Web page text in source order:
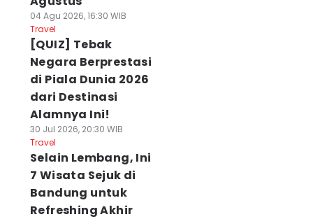
04 Agu 2026, 16:30 WIB
Travel
[QUIZ] Tebak
Negara Berprestasi
di Piala Dunia 2026
dari Destinasi
Alamnya Ini!
30 Jul 2026, 20:30 WIB
Travel
Selain Lembang, Ini
7 Wisata Sejuk di
Bandung untuk
Refreshing Akhir